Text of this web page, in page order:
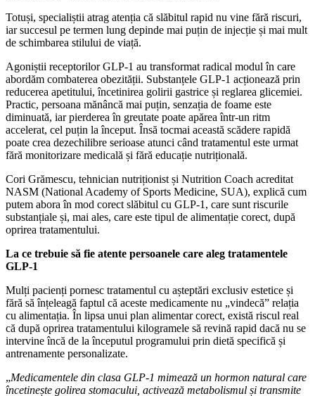
Totuși, specialiștii atrag atenția că slăbitul rapid nu vine fără riscuri,
iar succesul pe termen lung depinde mai puțin de injecție și mai mult
de schimbarea stilului de viață.
Agoniștii receptorilor GLP-1 au transformat radical modul în care
abordăm combaterea obezității. Substanțele GLP-1 acționează prin
reducerea apetitului, încetinirea golirii gastrice și reglarea glicemiei.
Practic, persoana mănâncă mai puțin, senzația de foame este
diminuată, iar pierderea în greutate poate apărea într-un ritm
accelerat, cel puțin la început. Însă tocmai această scădere rapidă
poate crea dezechilibre serioase atunci când tratamentul este urmat
fără monitorizare medicală și fără educație nutrițională.
Cori Grămescu, tehnician nutriționist și Nutrition Coach acreditat
NASM (National Academy of Sports Medicine, SUA), explică cum
putem abora în mod corect slăbitul cu GLP-1, care sunt riscurile
substanțiale și, mai ales, care este tipul de alimentație corect, după
oprirea tratamentului.
La ce trebuie să fie atente persoanele care aleg tratamentele
GLP-1
Mulți pacienți pornesc tratamentul cu așteptări exclusiv estetice și
fără să înțeleagă faptul că aceste medicamente nu „vindecă” relația
cu alimentația. În lipsa unui plan alimentar corect, există riscul real
că după oprirea tratamentului kilogramele să revină rapid dacă nu se
intervine încă de la începutul programului prin dietă specifică și
antrenamente personalizate.
„Medicamentele din clasa GLP-1 mimează un hormon natural care
încetinește golirea stomacului, activează metabolismul și transmite